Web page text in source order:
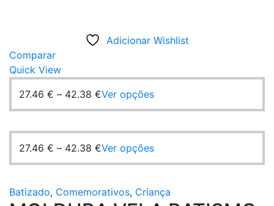
Adicionar Wishlist
Comparar
Quick View
27.46 € – 42.38 €Price
range:
through
42.38 €
Ver opçõesThis
product
multiple
variants.
The
may
27.46 € – 42.38 €Price
range:
through
Ver opçõesThis
product
multiple
Batizado, Comemorativos, Criança